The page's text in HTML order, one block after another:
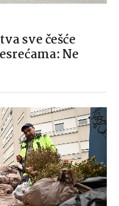
sve češće
Ne